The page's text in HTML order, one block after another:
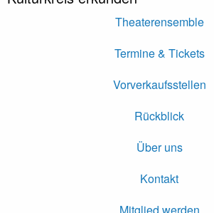
Theaterensemble
Termine & Tickets
Vorverkaufsstellen
Rückblick
Über uns
Kontakt